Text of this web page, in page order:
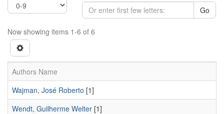
Go
Now showing items 1-6 of 6
Authors Name
Wajman, José Roberto [1]
Wendt, Guilherme Welter [1]